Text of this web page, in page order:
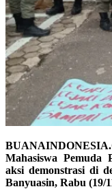
Mahasiswa Pemuda
aksi demonstrasi di
Banyuasin, Rabu (19/